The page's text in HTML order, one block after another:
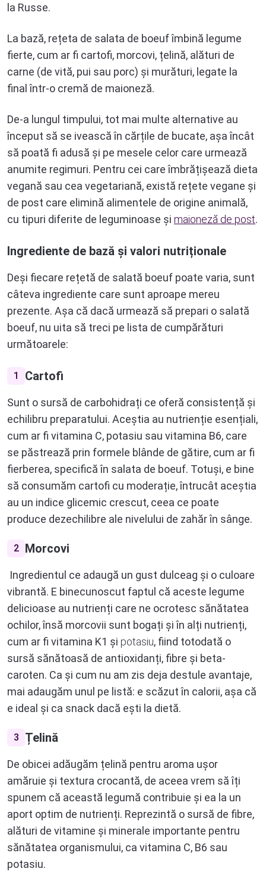
la Russe.
La bază, rețeta de salata de boeuf îmbină legume
fierte, cum ar fi cartofi, morcovi, țelină, alături de
carne (de vită, pui sau porc) și murături, legate la
final într-o cremă de maioneză.
De-a lungul timpului, tot mai multe alternative au
început să se ivească în cărțile de bucate, așa încât
să poată fi adusă și pe mesele celor care urmează
anumite regimuri. Pentru cei care îmbrățișează dieta
vegană sau cea vegetariană, există rețete vegane și
de post care elimină alimentele de origine animală,
cu tipuri diferite de leguminoase și maioneză de post.
Ingrediente de bază și valori nutriționale
Deși fiecare rețetă de salată boeuf poate varia, sunt
câteva ingrediente care sunt aproape mereu
prezente. Așa că dacă urmează să prepari o salată
boeuf, nu uita să treci pe lista de cumpărături
următoarele:
1 Cartofi
Sunt o sursă de carbohidrați ce oferă consistență și
echilibru preparatului. Aceștia au nutrienție esențiali,
cum ar fi vitamina C, potasiu sau vitamina B6, care
se păstrează prin formele blânde de gătire, cum ar fi
fierberea, specifică în salata de boeuf. Totuși, e bine
să consumăm cartofi cu moderație, întrucât aceștia
au un indice glicemic crescut, ceea ce poate
produce dezechilibre ale nivelului de zahăr în sânge.
2 Morcovi
Ingredientul ce adaugă un gust dulceag și o culoare
vibrantă. E binecunoscut faptul că aceste legume
delicioase au nutrienți care ne ocrotesc sănătatea
ochilor, însă morcovii sunt bogați și în alți nutrienți,
cum ar fi vitamina K1 și potasiu, fiind totodată o
sursă sănătoasă de antioxidanți, fibre și beta-
caroten. Ca și cum nu am zis deja destule avantaje,
mai adaugăm unul pe listă: e scăzut în calorii, așa că
e ideal și ca snack dacă ești la dietă.
3 Țelină
De obicei adăugăm țelină pentru aroma ușor
amăruie și textura crocantă, de aceea vrem să îți
spunem că această legumă contribuie și ea la un
aport optim de nutrienți. Reprezintă o sursă de fibre,
alături de vitamine și minerale importante pentru
sănătatea organismului, ca vitamina C, B6 sau
potasiu.